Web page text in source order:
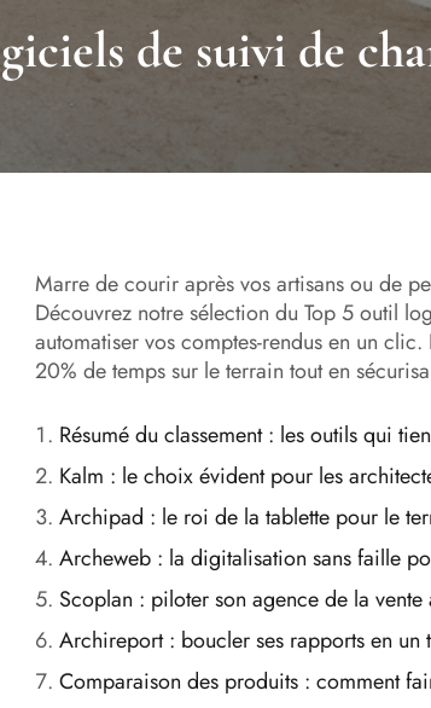
de suivi de
Marre de courir après vos artisans ou de
Découvrez notre sélection du Top 5 outil
automatiser vos comptes-rendus en un
20% de temps sur le terrain tout en
Résumé du classement : les outils qui
Kalm : le choix évident pour les
Archipad : le roi de la tablette pour le
Archeweb : la digitalisation sans faille
Scoplan : piloter son agence de la vente
Archireport : boucler ses rapports en un
Comparaison des produits : comment